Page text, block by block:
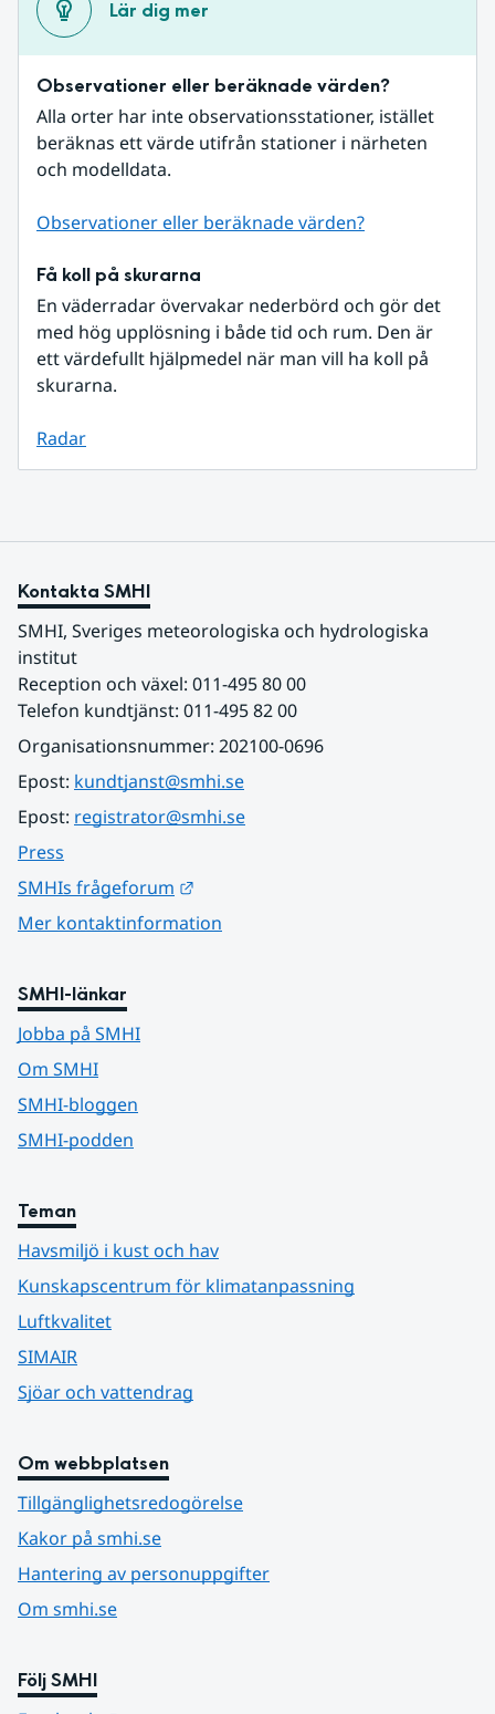
Lär dig mer
Observationer eller beräknade värden?
Alla orter har inte observationsstationer, istället
beräknas ett värde utifrån stationer i närheten
och modelldata.
Observationer eller beräknade värden?
Få koll på skurarna
En väderradar övervakar nederbörd och gör det
med hög upplösning i både tid och rum. Den är
ett värdefullt hjälpmedel när man vill ha koll på
skurarna.
Radar
Kontakta SMHI
SMHI, Sveriges meteorologiska och hydrologiska
institut
Reception och växel: 011-495 80 00
Telefon kundtjänst: 011-495 82 00
Organisationsnummer: 202100-0696
Epost: kundtjanst@smhi.se
Epost: registrator@smhi.se
Press
SMHIs frågeforum
Mer kontaktinformation
SMHI-länkar
Jobba på SMHI
Om SMHI
SMHI-bloggen
SMHI-podden
Teman
Havsmiljö i kust och hav
Kunskapscentrum för klimatanpassning
Luftkvalitet
SIMAIR
Sjöar och vattendrag
Om webbplatsen
Tillgänglighetsredogörelse
Kakor på smhi.se
Hantering av personuppgifter
Om smhi.se
Följ SMHI